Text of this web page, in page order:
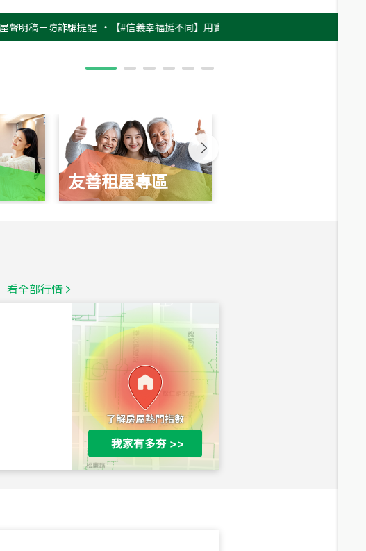
防詐騙提醒 ‧【#信義幸福挺不同】用實力，讓升職免抽號碼牌！最新雇主品牌
友善租屋專區
看全部行情
山區長春路
1,020萬
總價
490萬
竹市慈祥路
總價
1,808萬